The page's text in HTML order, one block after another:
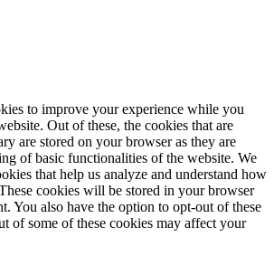
to improve your experience while you
Out of these, the cookies that are
are stored on your browser as they are
of basic functionalities of the website. We
that help us analyze and understand how
cookies will be stored in your browser
You also have the option to opt-out of these
of some of these cookies may affect your